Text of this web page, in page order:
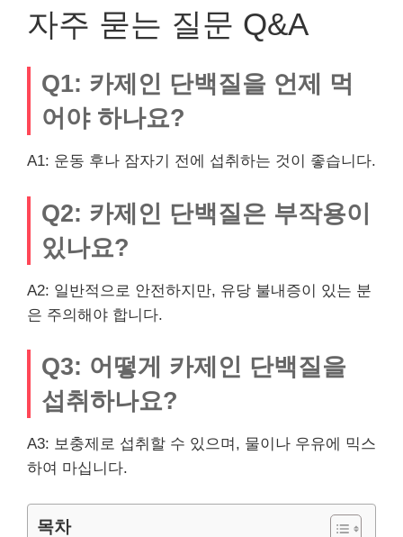
자주 묻는 질문 Q&A
Q1: 카제인 단백질을 언제 먹
어야 하나요?
A1: 운동 후나 잠자기 전에 섭취하는 것이 좋습니다.
Q2: 카제인 단백질은 부작용이
있나요?
A2: 일반적으로 안전하지만, 유당 불내증이 있는 분
은 주의해야 합니다.
Q3: 어떻게 카제인 단백질을
섭취하나요?
A3: 보충제로 섭취할 수 있으며, 물이나 우유에 믹스
하여 마십니다.
목차